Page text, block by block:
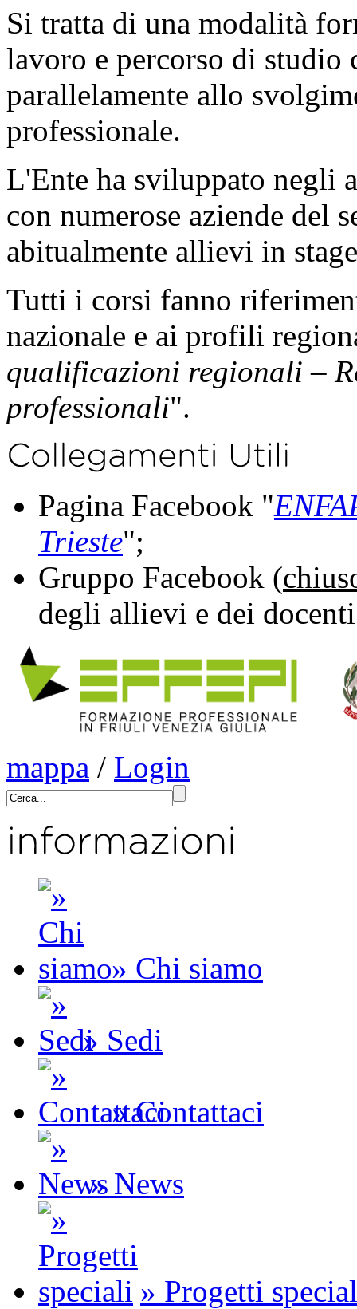
Si tratta di una modalità
lavoro e percorso di
parallelamente allo
professionale.
L'Ente ha sviluppato negli
con numerose aziende del
abitualmente allievi in
Tutti i corsi fanno
nazionale e ai profili
qualificazioni regionali –
professionali".
Pagina Facebook "
Trieste";
Gruppo Facebook (
degli allievi e dei
mappa / Login
» Chi siamo
» Sedi
» Contattaci
» News
» Progetti